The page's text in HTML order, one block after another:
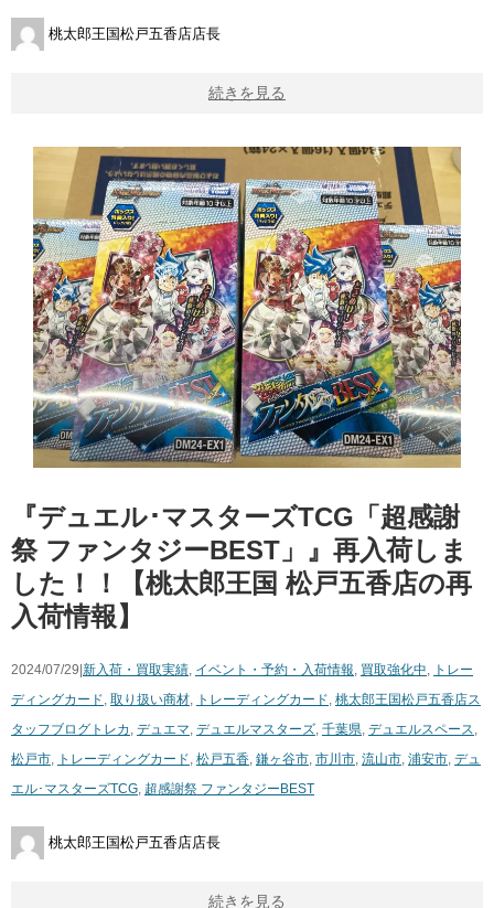
桃太郎王国松戸五香店店長
続きを見る
『デュエル･マスターズTCG「超感謝
祭 ファンタジーBEST」』再入荷しま
した！！【桃太郎王国 松戸五香店の再
入荷情報】
2024/07/29|新入荷・買取実績 イベント・予約・入荷情報 買取強化中
トレー
ディングカード 取り扱い商材 トレーディングカード 桃太郎王国松戸五香店ス
タッフブログ トレカ デュエマ デュエルマスターズ 千葉県 デュエルスペース
松戸市
トレーディングカード 松戸五香 鎌ヶ谷市 市川市 流山市 浦安市 デュ
エル･マスターズTCG 超感謝祭 ファンタジーBEST
桃太郎王国松戸五香店店長
続きを見る